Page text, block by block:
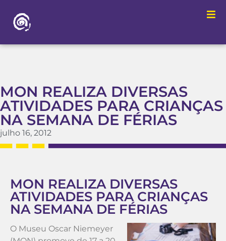
MON REALIZA DIVERSAS
ATIVIDADES PARA CRIANÇAS
NA SEMANA DE FÉRIAS
julho 16, 2012
MON REALIZA DIVERSAS
ATIVIDADES PARA CRIANÇAS
NA SEMANA DE FÉRIAS
O Museu Oscar Niemeyer